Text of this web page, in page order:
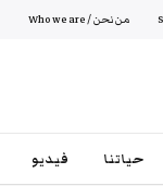
من نحن / Who we are
حياتنا فيديو